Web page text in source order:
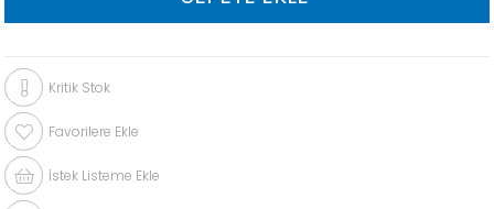
Kritik Stok
Favorilere Ekle
İstek Listeme Ekle